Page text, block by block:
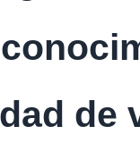
de